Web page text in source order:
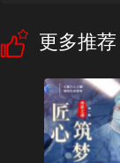
更多推荐